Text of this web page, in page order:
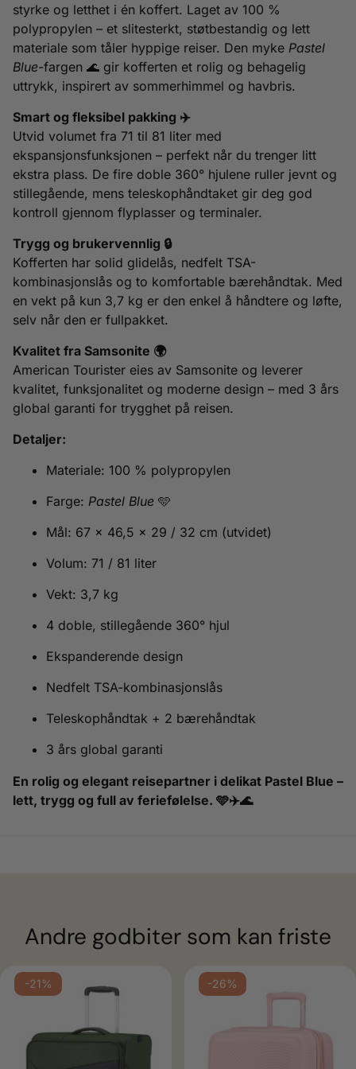
styrke og letthet i én koffert. Laget av 100 %
polypropylen – et slitesterkt, støtbestandig og lett
materiale som tåler hyppige reiser. Den myke Pastel
Blue-fargen 🌊 gir kofferten et rolig og behagelig
uttrykk, inspirert av sommerhimmel og havbris.
Smart og fleksibel pakking ✈️
Utvid volumet fra 71 til 81 liter med
ekspansjonsfunksjonen – perfekt når du trenger litt
ekstra plass. De fire doble 360° hjulene ruller jevnt og
stillegående, mens teleskophåndtaket gir deg god
kontroll gjennom flyplasser og terminaler.
Trygg og brukervennlig 🔒
Kofferten har solid glidelås, nedfelt TSA-
kombinasjonslås og to komfortable bærehåndtak. Med
en vekt på kun 3,7 kg er den enkel å håndtere og løfte,
selv når den er fullpakket.
Kvalitet fra Samsonite 🌍
American Tourister eies av Samsonite og leverer
kvalitet, funksjonalitet og moderne design – med 3 års
global garanti for trygghet på reisen.
Detaljer:
Materiale: 100 % polypropylen
Farge: Pastel Blue 🩵
Mål: 67 × 46,5 × 29 / 32 cm (utvidet)
Volum: 71 / 81 liter
Vekt: 3,7 kg
4 doble, stillegående 360° hjul
Ekspanderende design
Nedfelt TSA-kombinasjonslås
Teleskophåndtak + 2 bærehåndtak
3 års global garanti
En rolig og elegant reisepartner i delikat Pastel Blue –
lett, trygg og full av feriefølelse. 🩵✈️🌊
Andre godbiter som kan friste
-21% -26%